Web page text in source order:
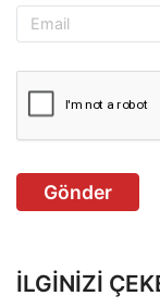
Gönder
İLGINIZI